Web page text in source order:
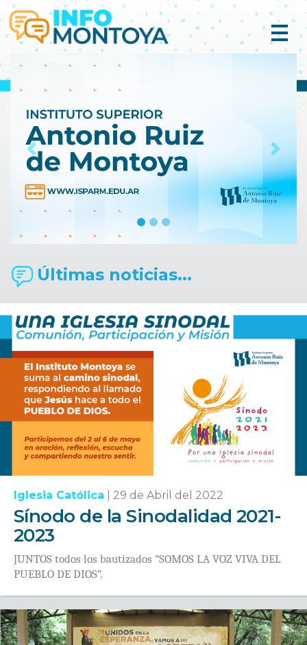
Previous Next
Últimas noticias...
Iglesia Católica 29 de Abril del 2022
Sínodo de la Sinodalidad 2021-
2023
JUNTOS todos los bautizados “SOMOS LA VOZ VIVA DEL
PUEBLO DE DIOS”.